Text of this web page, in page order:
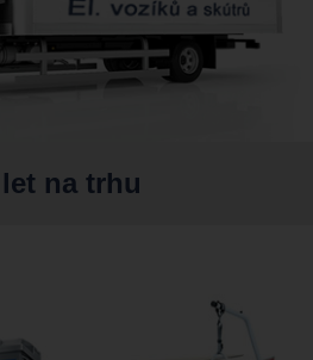
let na trhu